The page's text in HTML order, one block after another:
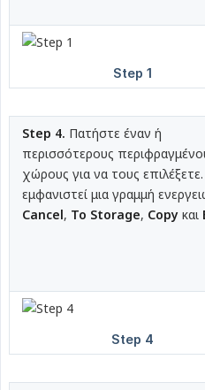
Step 4. Πατήστε έναν ή
περισσότερους
χώρους για να τους
εμφανιστεί μια γραμμή
Cancel, To Storage, Copy και